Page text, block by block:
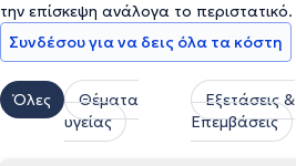
την επίσκεψη ανάλογα το περιστατικό.
Συνδέσου για να δεις όλα τα κόστη
Όλες
Θέματα
υγείας
Εξετάσεις &
Επεμβάσεις